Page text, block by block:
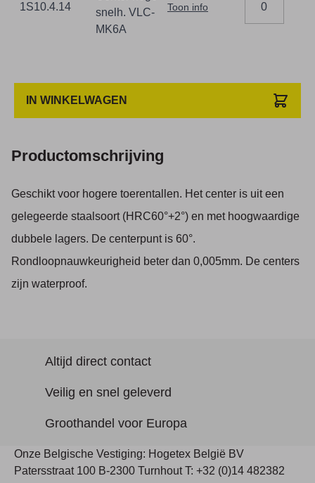
1S10.4.14
snelh. VLC-
MK6A
Toon info
IN WINKELWAGEN
Productomschrijving
Geschikt voor hogere toerentallen. Het center is uit een
gelegeerde staalsoort (HRC60°+2°) en met hoogwaardige
dubbele lagers. De centerpunt is 60°.
Rondloopnauwkeurigheid beter dan 0,005mm. De centers
zijn waterproof.
Altijd direct contact
Veilig en snel geleverd
Groothandel voor Europa
Onze Belgische Vestiging: Hogetex België BV
Patersstraat 100 B-2300 Turnhout T: +32 (0)14 482382